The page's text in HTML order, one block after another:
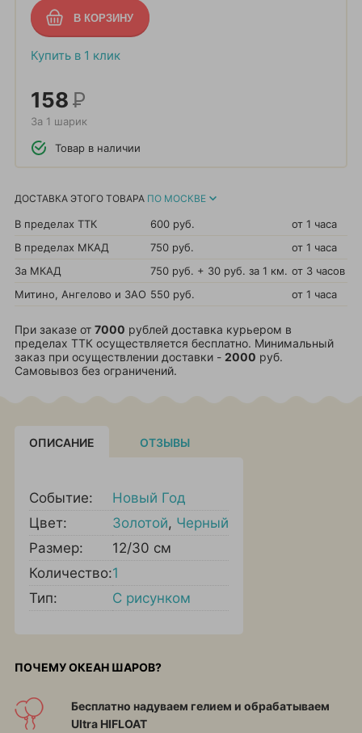
Купить в 1 клик
158Р
За 1 шарик
Товар в наличии
ДОСТАВКА ЭТОГО ТОВАРА ПО МОСКВЕ
В пределах ТТК 600 руб.
от 1 часа
В пределах МКАД
750 руб.
от 1 часа
За МКАД
750 руб. + 30 руб. за 1 км. от 3 часов
Митино, Ангелово и ЗАО 550 руб. от 1 часа
При заказе от 7000 рублей доставка курьером в
пределах ТТК осуществляется бесплатно. Минимальный
заказ при осуществлении доставки - 2000 руб.
Самовывоз без ограничений.
ОПИСАНИЕ ОТЗЫВЫ
Событие:
Новый Год
Цвет:
Золотой, Черный
Размер:
12/30 см
Количество:1
Тип:
С рисунком
ПОЧЕМУ ОКЕАН ШАРОВ?
Бесплатно надуваем гелием и обрабатываем
Ultra HIFLOAT